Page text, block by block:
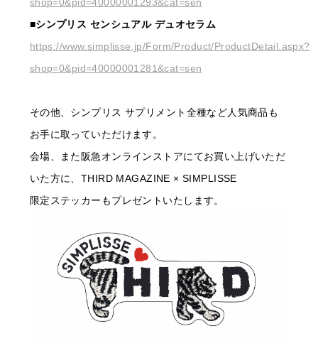
■シンプリス センシュアル デュオセラム
https://www.simplisse.jp/Form/Product/ProductDetail.aspx?
shop=0&pid=40000001281&cat=sen
その他、シンプリス サプリメント全種など人気商品も
お手に取っていただけます。
会場、また阪急オンラインストアにてお買い上げいただ
いた方に、THIRD MAGAZINE × SIMPLISSE
限定ステッカーもプレゼントいたします。